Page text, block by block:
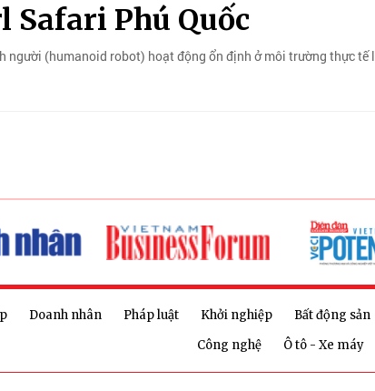
Safari Phú Quốc
người (humanoid robot) hoạt động ổn định ở môi trường thực tế
Doanh nhân Pháp luật Khởi nghiệp Bất động sản
Công nghệ
Ô tô - Xe máy